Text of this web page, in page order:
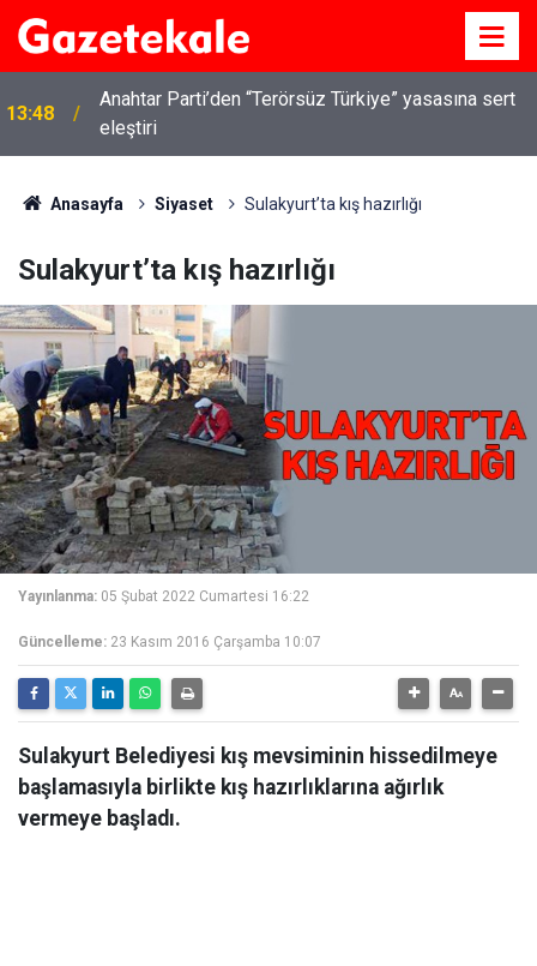
13:48
Anahtar Parti’den “Terörsüz Türkiye” yasasına sert
eleştiri
Anasayfa Siyaset Sulakyurt’ta kış hazırlığı
Sulakyurt’ta kış hazırlığı
Yayınlanma: 05 Şubat 2022 Cumartesi 16:22
Güncelleme: 23 Kasım 2016 Çarşamba 10:07
Sulakyurt Belediyesi kış mevsiminin hissedilmeye
başlamasıyla birlikte kış hazırlıklarına ağırlık
vermeye başladı.